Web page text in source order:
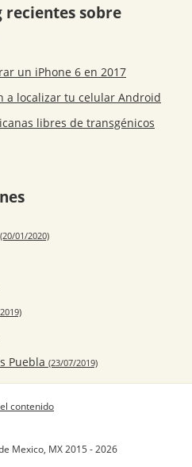
recientes sobre
un iPhone 6 en 2017
a localizar tu celular Android
libres de transgénicos
(20/01/2020)
Puebla (23/07/2019)
contenido
Mexico, MX 2015 - 2026